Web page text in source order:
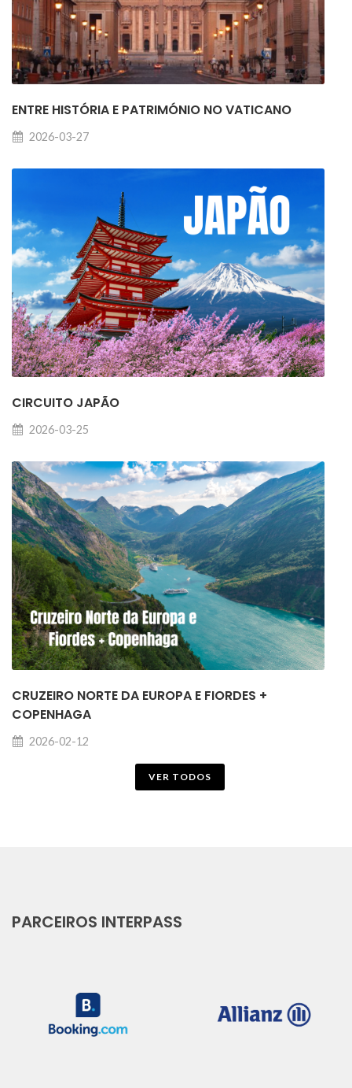
ENTRE HISTÓRIA E PATRIMÓNIO NO VATICANO
2026-03-27
CIRCUITO JAPÃO
2026-03-25
CRUZEIRO NORTE DA EUROPA E FIORDES +
COPENHAGA
2026-02-12
VER TODOS
PARCEIROS INTERPASS